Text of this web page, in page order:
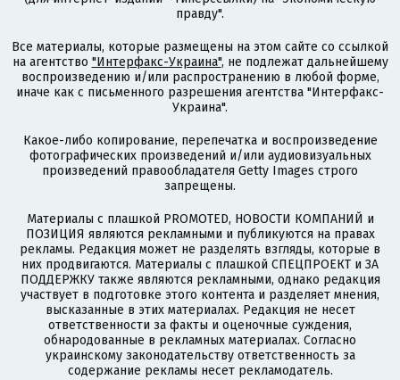
правду".
Все материалы, которые размещены на этом сайте со ссылкой
на агентство "Интерфакс-Украина", не подлежат дальнейшему
воспроизведению и/или распространению в любой форме,
иначе как с письменного разрешения агентства "Интерфакс-
Украина".
Какое-либо копирование, перепечатка и воспроизведение
фотографических произведений и/или аудиовизуальных
произведений правообладателя Getty Images строго
запрещены.
Материалы с плашкой PROMOTED, НОВОСТИ КОМПАНИЙ и
ПОЗИЦИЯ являются рекламными и публикуются на правах
рекламы. Редакция может не разделять взгляды, которые в
них продвигаются. Материалы с плашкой СПЕЦПРОЕКТ и ЗА
ПОДДЕРЖКУ также являются рекламными, однако редакция
участвует в подготовке этого контента и разделяет мнения,
высказанные в этих материалах. Редакция не несет
ответственности за факты и оценочные суждения,
обнародованные в рекламных материалах. Согласно
украинскому законодательству ответственность за
содержание рекламы несет рекламодатель.